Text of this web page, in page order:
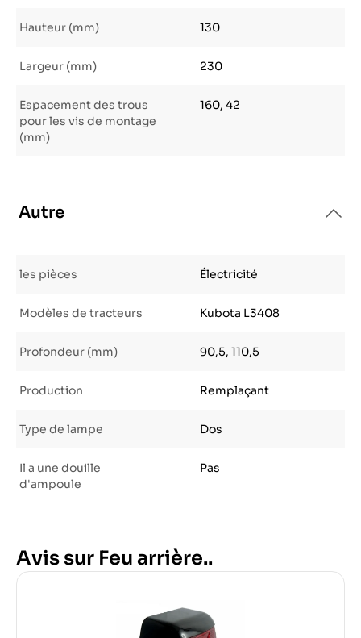
Hauteur (mm) 130
Largeur (mm) 230
Espacement des trous
pour les vis de montage
(mm)
160, 42
Autre
les pièces Électricité
Modèles de tracteurs Kubota L3408
Profondeur (mm) 90,5, 110,5
Production Remplaçant
Type de lampe Dos
Il a une douille
d'ampoule
Pas
Avis sur Feu arrière..